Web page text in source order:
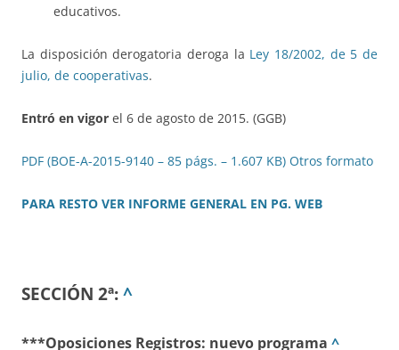
educativos.
La disposición derogatoria deroga la Ley 18/2002, de 5 de
julio, de cooperativas.
Entró en vigor el 6 de agosto de 2015. (GGB)
PDF (BOE-A-2015-9140 – 85 págs. – 1.607 KB) Otros formato
PARA RESTO VER INFORME GENERAL EN PG. WEB
SECCIÓN 2ª: ^
***Oposiciones Registros: nuevo programa ^